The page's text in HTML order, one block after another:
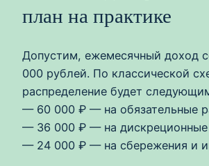
план на практике
Допустим, ежемесячный доход
000 рублей. По классической
распределение будет
— 60 000 ₽ — на обязательные
— 36 000 ₽ — на дискреционные
— 24 000 ₽ — на сбережения и